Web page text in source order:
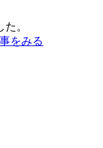
。
をみる